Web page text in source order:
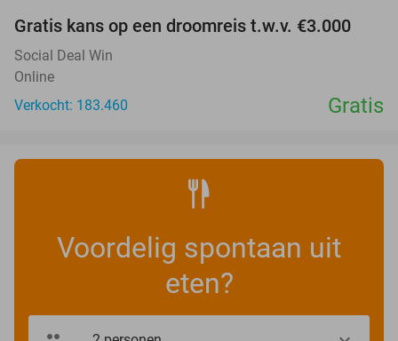
Gratis kans op een droomreis t.w.v. €3.000
Social Deal Win
Online
Verkocht: 183.460
Gratis
Voordelig spontaan uit
eten?